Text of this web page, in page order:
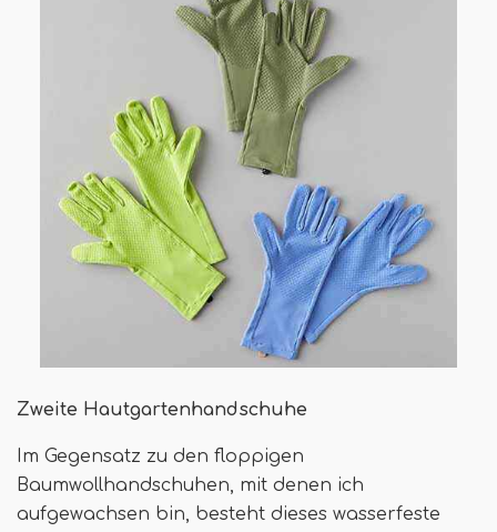
Zweite Hautgartenhandschuhe
Im Gegensatz zu den floppigen
Baumwollhandschuhen, mit denen ich
aufgewachsen bin, besteht dieses wasserfeste